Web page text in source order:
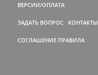
ВЕРСИИ/ОПЛАТА
ЗАДАТЬ ВОПРОС КОНТАКТЫ
СОГЛАШЕНИЕ ПРАВИЛА